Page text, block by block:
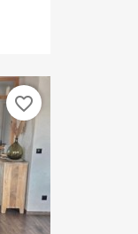
favorite_border